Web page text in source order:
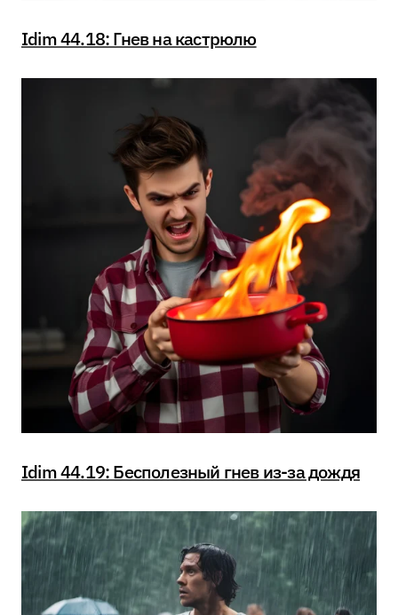
Idim 44.18: Гнев на кастрюлю
Idim 44.19: Бесполезный гнев из-за дождя